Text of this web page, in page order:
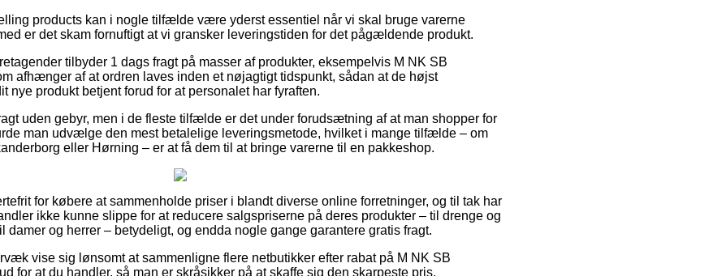
products kan i nogle tilfælde være yderst essentiel når vi skal bruge varerne
er det skam fornuftigt at vi gransker leveringstiden for det pågældende produkt.
tilbyder 1 dags fragt på masser af produkter, eksempelvis M NK SB
afhænger af at ordren laves inden et nøjagtigt tidspunkt, sådan at de højst
nye produkt betjent forud for at personalet har fyraften.
uden gebyr, men i de fleste tilfælde er det under forudsætning af at man shopper for
man udvælge den mest betalelige leveringsmetode, hvilket i mange tilfælde – om
eller Hørning – er at få dem til at bringe varerne til en pakkeshop.
for købere at sammenholde priser i blandt diverse online forretninger, og til tak har
ikke kunne slippe for at reducere salgspriserne på deres produkter – til drenge og
damer og herrer – betydeligt, og endda nogle gange garantere gratis fragt.
vise sig lønsomt at sammenligne flere netbutikker efter rabat på M NK SB
for at du handler, så man er skråsikker på at skaffe sig den skarpeste pris.